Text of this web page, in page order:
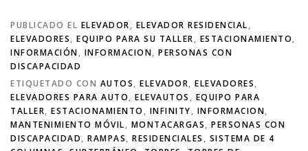
PUBLICADO EL ELEVADOR, ELEVADOR RESIDENCIAL,
ELEVADORES, EQUIPO PARA SU TALLER, ESTACIONAMIENTO,
INFORMACIÓN, INFORMACION, PERSONAS CON
DISCAPACIDAD
ETIQUETADO CON AUTOS, ELEVADOR, ELEVADORES,
ELEVADORES PARA AUTO, ELEVAUTOS, EQUIPO PARA
TALLER, ESTACIONAMIENTO, INFINITY, INFORMACION,
MANTENIMIENTO MÓVIL, MONTACARGAS, PERSONAS CON
DISCAPACIDAD, RAMPAS, RESIDENCIALES, SISTEMA DE 4